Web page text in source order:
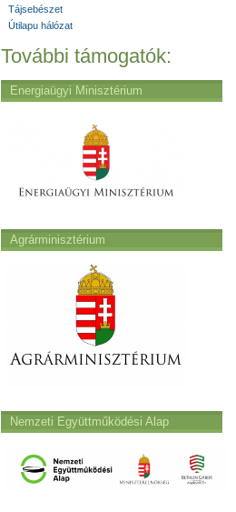
Tájsebészet
Útilapu hálózat
További támogatók:
Energiaügyi Minisztérium
Agrárminisztérium
Nemzeti Együttműködési Alap